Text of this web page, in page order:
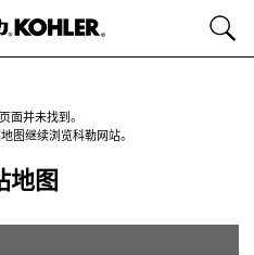
面并未找到。
图继续浏览科勒网站。
地图